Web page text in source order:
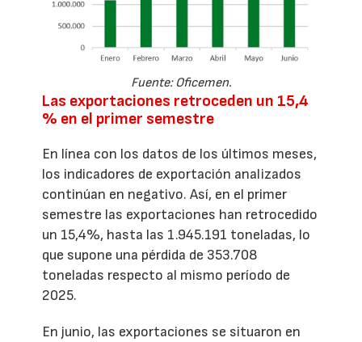
Fuente: Oficemen.
Las exportaciones retroceden un 15,4
% en el primer semestre
En línea con los datos de los últimos meses,
los indicadores de exportación analizados
continúan en negativo. Así, en el primer
semestre las exportaciones han retrocedido
un 15,4%, hasta las 1.945.191 toneladas, lo
que supone una pérdida de 353.708
toneladas respecto al mismo período de
2025.
En junio, las exportaciones se situaron en